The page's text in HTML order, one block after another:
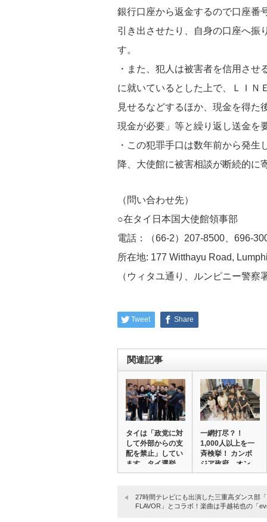
銀行口座から返金するので口座番
引き出させたり、自身の口座へ振
す。
・また、犯人は被害者を信用さ
に就いているとした上で、ＬＩＮ
見せるなどするほか、 現金を得た
現金が必要」等と繰り返し送金を
・この犯罪手口は数年前から発生
降、大使館に被害相談が断続的に
（問い合わせ先）
○在タイ日本国大使館領事部
電話：（66-2）207-8500、696-
所在地: 177 Witthayu Road,
（ウィタユ通り、ルンピニー警
Tweet Share
関連記事
タイは「政党に対
して外部からの支
配を禁止」してい
ます。タイ選挙
管…
一網打尽？！
1,000人以上を一
斉検挙！ カンボ
ジア政府、オン…
27時間テレビにも出演した三重高ダンス部
FLAVOR」とコラボ！楽曲は手越祐也の「